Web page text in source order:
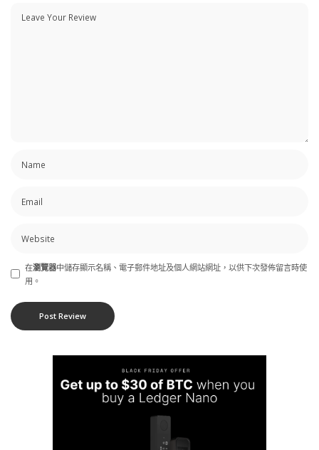
在瀏覽器中儲存顯示名稱、電子郵件地址及個人網站網址，以供下次發佈留言時使
用。